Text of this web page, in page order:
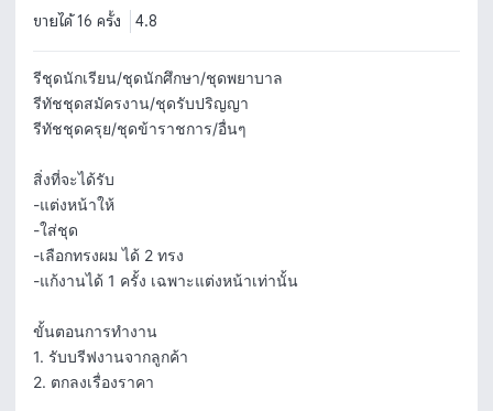
ขายได้ 16 ครั้ง 4.8
รีชุดนักเรียน/ชุดนักศึกษา/ชุดพยาบาล
รีทัชชุดสมัครงาน/ชุดรับปริญญา
รีทัชชุดครุย/ชุดข้าราชการ/อื่นๆ
สิ่งที่จะได้รับ
-แต่งหน้าให้
-ใส่ชุด
-เลือกทรงผม ได้ 2 ทรง
-แก้งานได้ 1 ครั้ง เฉพาะแต่งหน้าเท่านั้น
ขั้นตอนการทำงาน
1. รับบรีฟงานจากลูกค้า
2. ตกลงเรื่องราคา